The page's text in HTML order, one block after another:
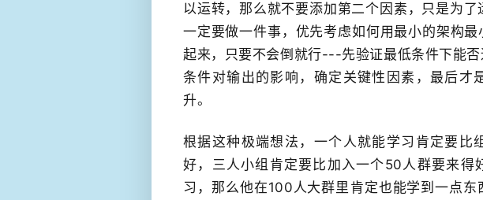
以运转，那么就不要添加第二个因素，只是为
一定要做一件事，优先考虑如何用最小的架构
起来，​只要不会倒就行---先验证最低条件下能
条件对输出的影响，确定关键性因素，最后才
升。
根据这种极端想法，一个人就能学习肯定要比
好，三人小组肯定要比加入一个​50人群要来得
习，那么他在100人大群里​肯定也能学到一点